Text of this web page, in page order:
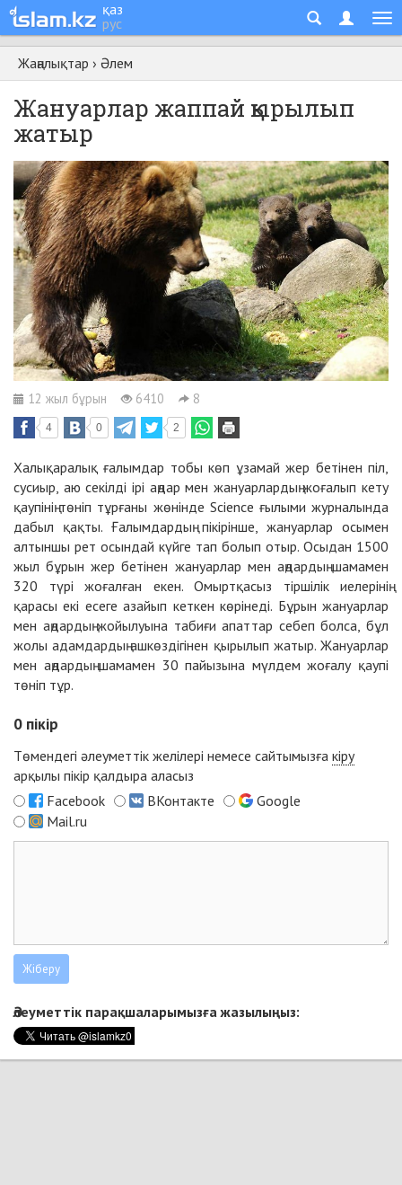
қаз
рус
Жаңалықтар › Әлем
Жануарлар жаппай қырылып
жатыр
12 жыл бұрын 6410 8
4 0 2
Халықаралық ғалымдар тобы көп ұзамай жер бетінен піл,
сусиыр, аю секілді ірі аңдар мен жануарлардың жоғалып кету
қаупінің төніп тұрғаны жөнінде Science ғылыми журналында
дабыл қақты. Ғалымдардың пікірінше, жануарлар осымен
алтыншы рет осындай күйге тап болып отыр. Осыдан 1500
жыл бұрын жер бетінен жануарлар мен аңдардың шамамен
320 түрі жоғалған екен. Омыртқасыз тіршілік иелерінің
қарасы екі есеге азайып кеткен көрінеді. Бұрын жануарлар
мен аңдардың жойылуына табиғи апаттар себеп болса, бұл
жолы адамдардың ашкөздігінен қырылып жатыр. Жануарлар
мен аңдардың шамамен 30 пайызына мүлдем жоғалу қаупі
төніп тұр.
0 пікір
Төмендегі әлеуметтік желілері немесе сайтымызға кіру
арқылы пікір қалдыра аласыз
Facebook
ВКонтакте
Google
Mail.ru
Әлеуметтік парақшаларымызға жазылыңыз: